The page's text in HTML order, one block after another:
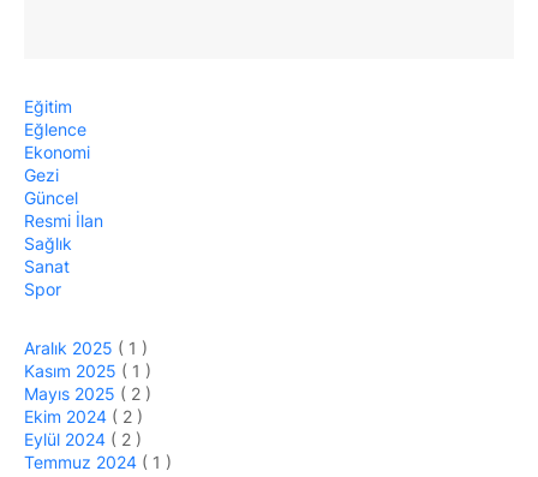
Eğitim
Eğlence
Ekonomi
Gezi
Güncel
Resmi İlan
Sağlık
Sanat
Spor
Aralık 2025 ( 1 )
Kasım 2025 ( 1 )
Mayıs 2025 ( 2 )
Ekim 2024 ( 2 )
Eylül 2024 ( 2 )
Temmuz 2024 ( 1 )